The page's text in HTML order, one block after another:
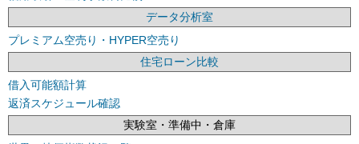
データ分析室
プレミアム空売り・HYPER空売り
住宅ローン比較
借入可能額計算
返済スケジュール確認
実験室・準備中・倉庫